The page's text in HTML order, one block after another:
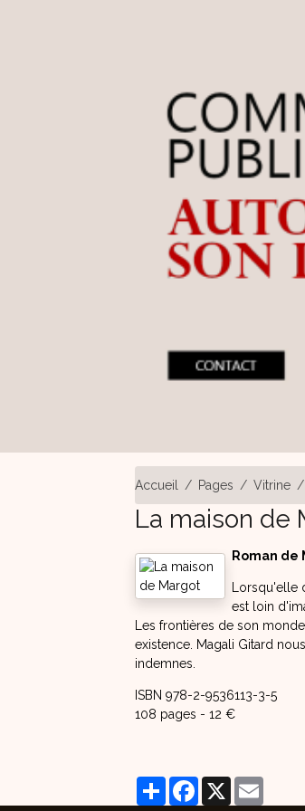
Accueil Pages Vitrine
La maison de
Roman de
est loin
Les frontières de son
existence. Magali Gitard
indemnes.
ISBN 978-2-9536113-3-5
108 pages - 12 €
PartagerFacebook
X